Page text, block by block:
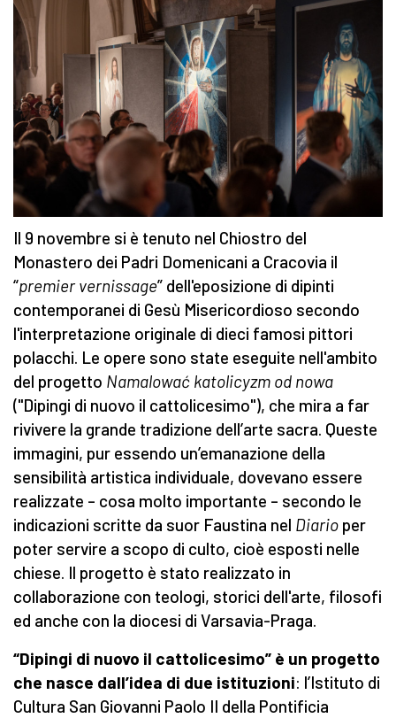
Il 9 novembre si è tenuto nel Chiostro del
Monastero dei Padri Domenicani a Cracovia il
“premier vernissage” dell'eposizione di dipinti
contemporanei di Gesù Misericordioso secondo
l'interpretazione originale di dieci famosi pittori
polacchi. Le opere sono state eseguite nell'ambito
del progetto Namalować katolicyzm od nowa
("Dipingi di nuovo il cattolicesimo"), che mira a far
rivivere la grande tradizione dell’arte sacra. Queste
immagini, pur essendo un’emanazione della
sensibilità artistica individuale, dovevano essere
realizzate – cosa molto importante – secondo le
indicazioni scritte da suor Faustina nel Diario per
poter servire a scopo di culto, cioè esposti nelle
chiese. Il progetto è stato realizzato in
collaborazione con teologi, storici dell'arte, filosofi
ed anche con la diocesi di Varsavia-Praga.
“Dipingi di nuovo il cattolicesimo” è un progetto
che nasce dall’idea di due istituzioni: l’Istituto di
Cultura San Giovanni Paolo II della Pontificia